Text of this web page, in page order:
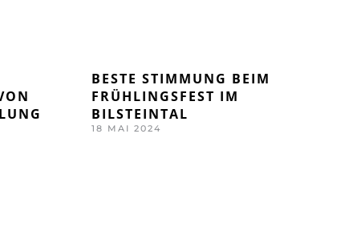
BESTE STIMMUNG BEIM
FRÜHLINGSFEST IM
BILSTEINTAL
18 MAI 2024